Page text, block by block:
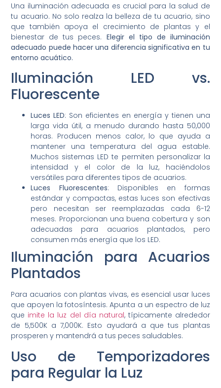
Una iluminación adecuada es crucial para la salud de
tu acuario. No solo realza la belleza de tu acuario, sino
que también apoya el crecimiento de plantas y el
bienestar de tus peces. Elegir el tipo de iluminación
adecuado puede hacer una diferencia significativa en tu
entorno acuático.
Iluminación LED vs.
Fluorescente
Luces LED: Son eficientes en energía y tienen una
larga vida útil, a menudo durando hasta 50,000
horas. Producen menos calor, lo que ayuda a
mantener una temperatura del agua estable.
Muchos sistemas LED te permiten personalizar la
intensidad y el color de la luz, haciéndolos
versátiles para diferentes tipos de acuarios.
Luces Fluorescentes: Disponibles en formas
estándar y compactas, estas luces son efectivas
pero necesitan ser reemplazadas cada 6-12
meses. Proporcionan una buena cobertura y son
adecuadas para acuarios plantados, pero
consumen más energía que los LED.
Iluminación para Acuarios
Plantados
Para acuarios con plantas vivas, es esencial usar luces
que apoyen la fotosíntesis. Apunta a un espectro de luz
que imite la luz del día natural, típicamente alrededor
de 5,500K a 7,000K. Esto ayudará a que tus plantas
prosperen y mantendrá a tus peces saludables.
Uso de Temporizadores
para Regular la Luz